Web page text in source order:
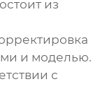
из
и моделью.
с